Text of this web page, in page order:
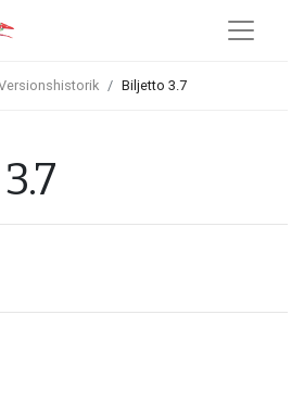
Biljetto 3.7